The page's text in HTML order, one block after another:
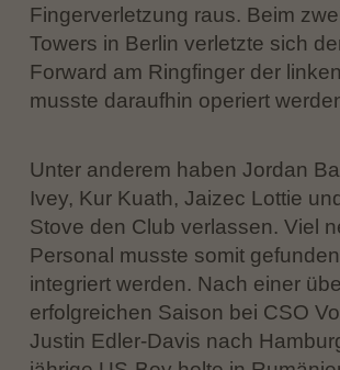
Fingerverletzung raus. Beim
Towers in Berlin verletzte sich
Forward am Ringfinger der
musste daraufhin operiert
Unter anderem haben Jordan
Ivey, Kur Kuath, Jaizec Lottie
Stove den Club verlassen. Viel
Personal musste somit
integriert werden. Nach einer
erfolgreichen Saison bei CSO
Justin Edler-Davis nach